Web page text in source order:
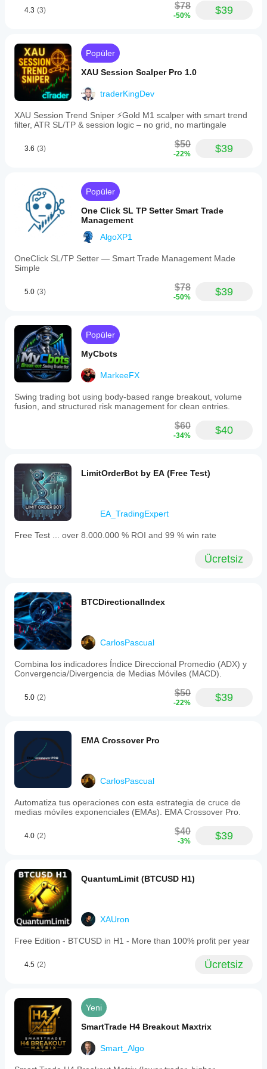
geçmiş
test edin.
optimizasyon
gösterecek
broker
koşullarına,
spread'lere
ve yürütme
kalitesine
bağlı olarak
değişebilir.
Botu kendi
test etmek,
performans
gösterdiğini
anlamanıza
yardımcı
olur.
4.3 (3) $78
-50% $39
Popüler
XAU Session Scalper Pro 1.0
traderKingDev
XAU Session Trend Sniper ⚡️Gold M1 scalper with smart trend
filter, ATR SL/TP & session logic – no grid, no martingale
3.6 (3) $50
-22% $39
Popüler
One Click SL TP Setter Smart Trade
Management
AlgoXP1
OneClick SL/TP Setter — Smart Trade Management Made
Simple
5.0 (3) $78
-50% $39
Popüler
MyCbots
MarkeeFX
Swing trading bot using body-based range breakout, volume
fusion, and structured risk management for clean entries.
$60
-34% $40
LimitOrderBot by EA (Free Test)
EA_TradingExpert
Free Test ... over 8.000.000 % ROI and 99 % win rate
Ücretsiz
BTCDirectionalIndex
CarlosPascual
Combina los indicadores Índice Direccional Promedio (ADX) y
Convergencia/Divergencia de Medias Móviles (MACD).
5.0 (2) $50
-22% $39
EMA Crossover Pro
CarlosPascual
Automatiza tus operaciones con esta estrategia de cruce de
medias móviles exponenciales (EMAs). EMA Crossover Pro.
4.0 (2) $40
-3% $39
QuantumLimit (BTCUSD H1)
XAUron
Free Edition - BTCUSD in H1 - More than 100% profit per year
4.5 (2) Ücretsiz
Yeni
SmartTrade H4 Breakout Maxtrix
Smart_Algo